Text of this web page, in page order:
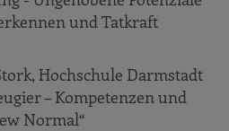
und Tatkraft
Hochschule Darmstadt
– Kompetenzen und
Normal“